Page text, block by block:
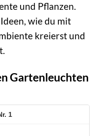
und Pflanzen.
wie du mit
kreierst und
Gartenleuchten
1